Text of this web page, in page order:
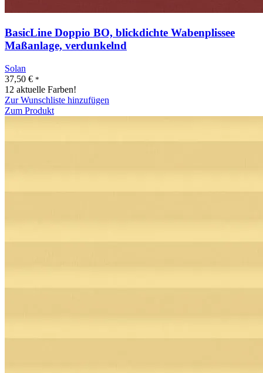
BasicLine Doppio BO, blickdichte Wabenplissee
Maßanlage, verdunkelnd
Solan
37,50 € *
12 aktuelle Farben!
Zur Wunschliste hinzufügen
Zum Produkt